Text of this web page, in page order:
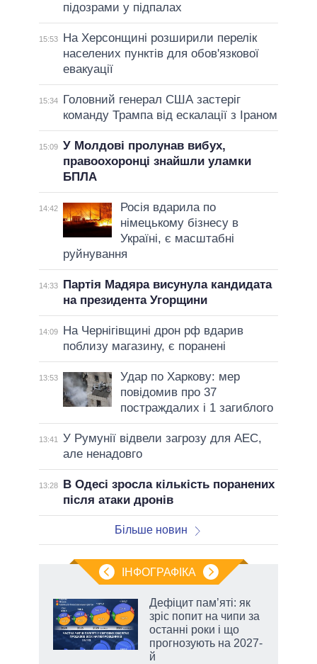
підозрами у підпалах
15:53
На Херсонщині розширили перелік
населених пунктів для обов'язкової
евакуації
15:34
Головний генерал США застеріг
команду Трампа від ескалації з Іраном
15:09 У Молдові пролунав вибух,
правоохоронці знайшли уламки
БПЛА
14:42
Росія вдарила по
німецькому бізнесу в
Україні, є масштабні
руйнування
14:33
Партія Мадяра висунула кандидата
на президента Угорщини
14:09
На Чернігівщині дрон рф вдарив
поблизу магазину, є поранені
13:53
Удар по Харкову: мер
повідомив про 37
постраждалих і 1 загиблого
13:41
У Румунії відвели загрозу для АЕС,
але ненадовго
13:28
В Одесі зросла кількість поранених
після атаки дронів
Більше новин
ІНФОГРАФІКА
Дефіцит пам’яті: як
зріс попит на чипи за
останні роки і що
прогнозують на 2027-
й